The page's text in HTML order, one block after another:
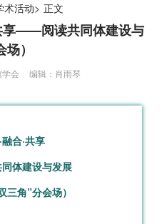
术活动> 正文
享——阅读共同体建设与
）
会 编辑：肖雨琴
融合·共享
体建设与发展
三角”分会场）